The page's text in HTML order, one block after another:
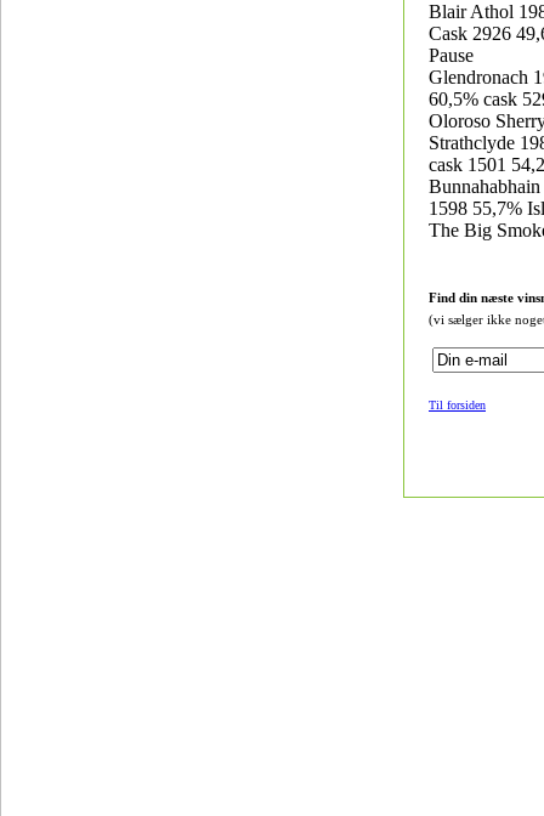
Blair Athol
Cask 2926
Pause
Glendronach
60,5% cask
Oloroso
Strathclyde
cask 1501
1598 55,7%
The Big
Find din næste
(vi sælger ikke
Til forsiden